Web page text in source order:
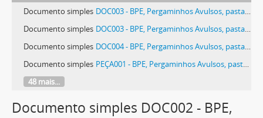
Documento simples DOC003 - BPE, Pergaminhos Avulsos, pasta 02 SF (Convento de São Francisco de Évora), peça 006, doc. 003
Documento simples DOC003 - BPE, Pergaminhos Avulsos, pasta 02 SF (Convento de São Francisco de Évora), peça 028, doc. 003
Documento simples DOC004 - BPE, Pergaminhos Avulsos, pasta 02 SF (Convento de São Francisco de Évora), peça 006, doc. 004
Documento simples PEÇA001 - BPE, Pergaminhos Avulsos, pasta 02 SF (Convento de São Francisco de Évora), peça 001
48 mais...
Documento simples DOC002 - BPE,